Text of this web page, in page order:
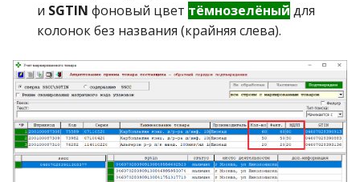
и SGTIN фоновый цвет тёмнозелёный для
колонок без названия (крайняя слева).